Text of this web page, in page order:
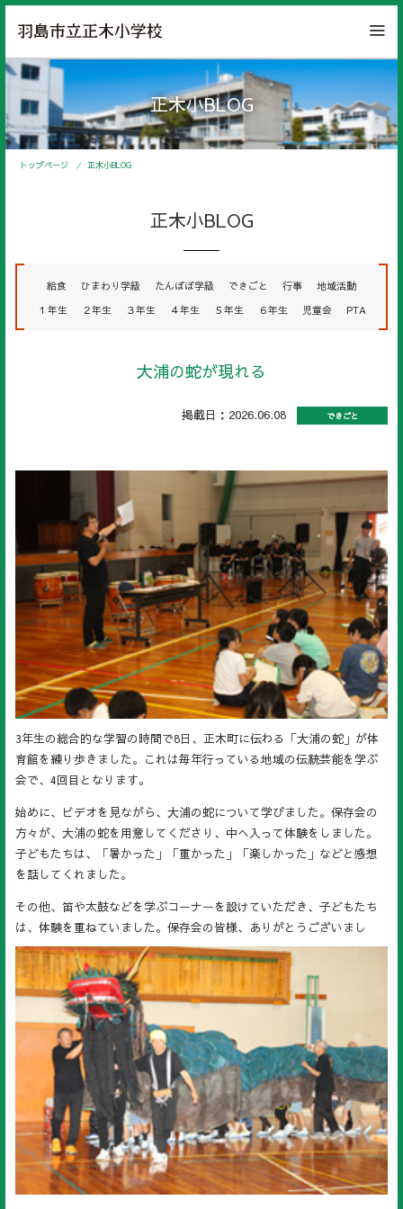
正木小BLOG
トップページ 正木小BLOG
正木小BLOG
給食 ひまわり学級 たんぽぽ学級 できごと 行事
地域活動
１年生
２年生 ３年生 ４年生 ５年生 ６年生 児童会 PTA
大浦の蛇が現れる
掲載日：2026.06.08 できごと
3年生の総合的な学習の時間で8日、正木町に伝わる「大浦の蛇」が体
育館を練り歩きました。これは毎年行っている地域の伝統芸能を学ぶ
会で、4回目となります。
始めに、ビデオを見ながら、大浦の蛇について学びました。保存会の
方々が、大浦の蛇を用意してくださり、中へ入って体験をしました。
子どもたちは、「暑かった」「重かった」「楽しかった」などと感想
を話してくれました。
その他、笛や太鼓などを学ぶコーナーを設けていただき、子どもたち
は、体験を重ねていました。保存会の皆様、ありがとうございまし